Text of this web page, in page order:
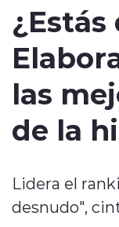
Deportes
Regiones
¿Estás
las
de la
Lidera el
desnudo",